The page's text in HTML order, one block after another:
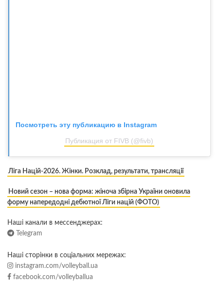
Посмотреть эту публикацию в Instagram
Публикация от FIVB (@fivb)
Ліга Націй-2026. Жінки. Розклад, результати, трансляції
Новий сезон – нова форма: жіноча збірна України оновила
форму напередодні дебютної Ліги націй (ФОТО)
Наші канали в мессенджерах:
Telegram
Наші сторінки в соціальних мережах:
instagram.com/volleyball.ua
facebook.com/volleyballua